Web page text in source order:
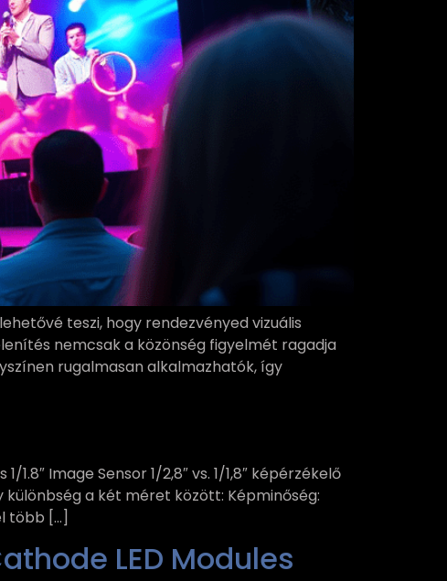
teszi, hogy rendezvényed vizuális
nemcsak a közönség figyelmét ragadja
rugalmasan alkalmazhatók, így
1.8″ Image Sensor 1/2,8″ vs. 1/1,8″ képérzékelő
különbség a két méret között: Képminőség:
több […]
LED Modules